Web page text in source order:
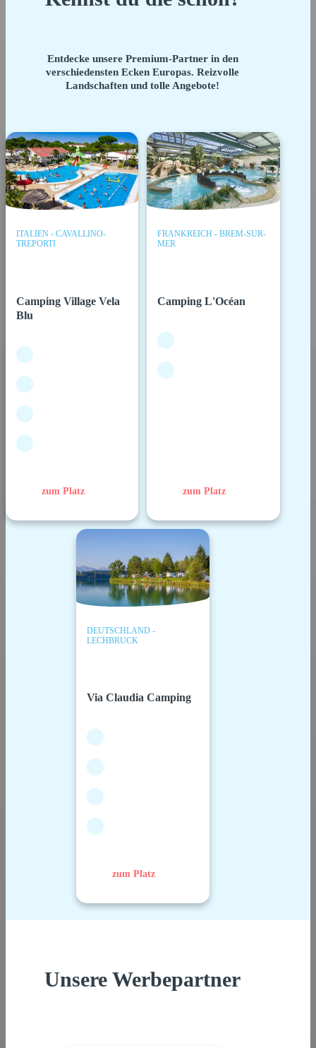
Entdecke unsere Premium-Partner in den
verschiedensten Ecken Europas. Reizvolle
Landschaften und tolle Angebote!
ITALIEN - CAVALLINO-
TREPORTI
Camping Village Vela
Blu
zum Platz
FRANKREICH - BREM-SUR-
MER
Camping L'Océan
zum Platz
DEUTSCHLAND -
LECHBRUCK
Via Claudia Camping
zum Platz
Unsere Werbepartner